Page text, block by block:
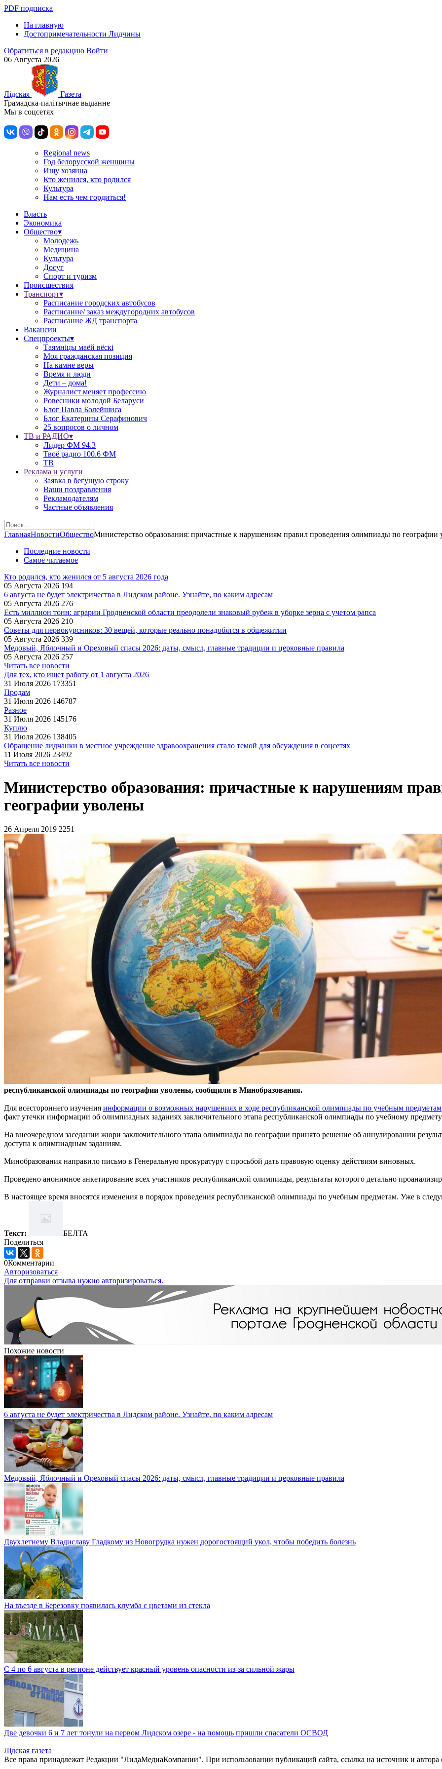
PDF подписка
На главную
Достопримечательности Лидчины
Обратиться в редакцию Войти
06 Августа 2026
Лiдская
Газета
Грамадска-палiтычнае выданне
Мы в соцсетях
Regional news
Год белорусской женщины
Ищу хозяина
Кто женился, кто родился
Культура
Нам есть чем гордиться!
Власть
Экономика
Общество▾
Молодежь
Медицина
Культура
Досуг
Спорт и туризм
Происшествия
Транспорт▾
Расписание городских автобусов
Расписание/ заказ междугородних автобусов
Расписание ЖД транспорта
Вакансии
Спецпроекты▾
Таямніцы маёй вёскі
Моя гражданская позиция
На камне веры
Время и люди
Дети – дома!
Журналист меняет профессию
Ровесники молодой Беларуси
Блог Павла Болейшиса
Блог Екатерины Серафинович
25 вопросов о личном
ТВ и РАДИО▾
Лидер ФМ 94.3
Твоё радио 100.6 ФМ
ТВ
Реклама и услуги
Заявка в бегущую строку
Ваши поздравления
Рекламодателям
Частные объявления
ГлавнаяНовостиОбществоМинистерство образования: причастные к нарушениям правил проведения олимпиады по географии
Последние новости
Самое читаемое
Кто родился, кто женился от 5 августа 2026 года
05 Августа 2026 194
6 августа не будет электричества в Лидском районе. Узнайте, по каким адресам
05 Августа 2026 276
Есть миллион тонн: аграрии Гродненской области преодолели знаковый рубеж в уборке зерна с учетом рапса
05 Августа 2026 210
Советы для первокурсников: 30 вещей, которые реально понадобятся в общежитии
05 Августа 2026 339
Медовый, Яблочный и Ореховый спасы 2026: даты, смысл, главные традиции и церковные правила
05 Августа 2026 257
Читать все новости
Для тех, кто ищет работу от 1 августа 2026
31 Июля 2026 173351
Продам
31 Июля 2026 146787
Разное
31 Июля 2026 145176
Куплю
31 Июля 2026 138405
Обращение лидчанки в местное учреждение здравоохранения стало темой для обсуждения в соцсетях
11 Июля 2026 23492
Читать все новости
Министерство образования: причастные к нарушениям
географии уволены
26 Апреля 2019 2251
республиканской олимпиады по географии уволены, сообщили в Минобразования.
Для всестороннего изучения информации о возможных нарушениях в ходе республиканской олимпиады по учебным предметам
факт утечки информации об олимпиадных заданиях заключительного этапа республиканской олимпиады по учебному
На внеочередном заседании жюри заключительного этапа олимпиады по географии принято решение об аннулировании
доступа к олимпиадным заданиям.
Минобразования направило письмо в Генеральную прокуратуру с просьбой дать правовую оценку действиям виновных.
Проведено анонимное анкетирование всех участников республиканской олимпиады, результаты которого детально
В настоящее время вносятся изменения в порядок проведения республиканской олимпиады по учебным предметам. Уже в
Текст:
БЕЛТА
Поделиться
0Комментарии
Авторизоваться
Для отправки отзыва нужно авторизироваться.
Похожие новости
6 августа не будет электричества в Лидском районе. Узнайте, по каким адресам
Медовый, Яблочный и Ореховый спасы 2026: даты, смысл, главные традиции и церковные правила
Двухлетнему Владиславу Гладкому из Новогрудка нужен дорогостоящий укол, чтобы победить болезнь
На въезде в Березовку появилась клумба с цветами из стекла
С 4 по 6 августа в регионе действует красный уровень опасности из-за сильной жары
Две девочки 6 и 7 лет тонули на первом Лидском озере - на помощь пришли спасатели ОСВОД
Лiдская газета
Все права принадлежат Редакции "ЛидаМедиаКомпании". При использовании публикаций сайта, ссылка на источник и автора